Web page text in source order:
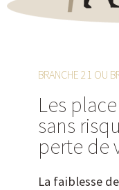
BRANCHE 21 OU
Les
sans
perte de
La faiblesse